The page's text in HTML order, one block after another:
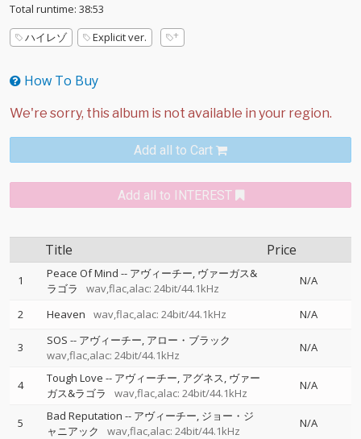
Total runtime: 38:53
ハイレゾ
Explicit ver.
How To Buy
Add all to Cart
Add all to INTEREST
Title Price
1 Peace Of Mind -- アヴィーチー ヴァーガス&
ラゴラ
wav,flac,alac: 24bit/44.1kHz
N/A
2 Heaven wav,flac,alac: 24bit/44.1kHz N/A
3 SOS -- アヴィーチー アロー・ブラック
wav,flac,alac: 24bit/44.1kHz
N/A
4 Tough Love -- アヴィーチー アグネス ヴァー
ガス&ラゴラ
wav,flac,alac: 24bit/44.1kHz
N/A
5 Bad Reputation -- アヴィーチー ジョー・ジ
ャニアック
wav,flac,alac: 24bit/44.1kHz
N/A